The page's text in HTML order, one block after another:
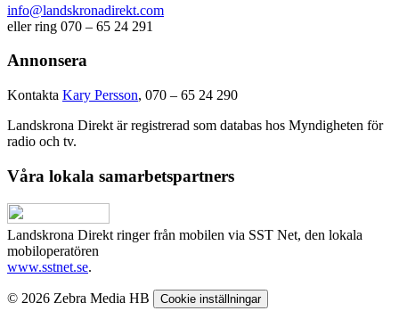
info@landskronadirekt.com
eller ring 070 – 65 24 291
Annonsera
Kontakta Kary Persson, 070 – 65 24 290
Landskrona Direkt är registrerad som databas hos Myndigheten för
radio och tv.
Våra lokala samarbetspartners
Landskrona Direkt ringer från mobilen via SST Net, den lokala
mobiloperatören
www.sstnet.se.
© 2026 Zebra Media HB Cookie inställningar